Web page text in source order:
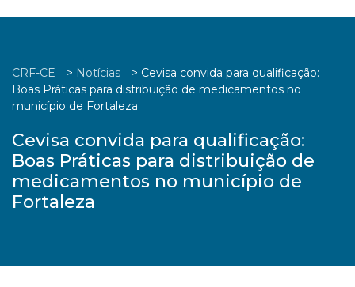
CRF-CE > Notícias > Cevisa convida para qualificação:
Boas Práticas para distribuição de medicamentos no
município de Fortaleza
Cevisa convida para qualificação:
Boas Práticas para distribuição de
medicamentos no município de
Fortaleza